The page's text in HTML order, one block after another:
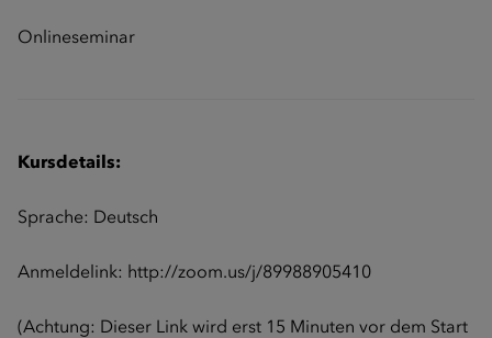
Onlineseminar
Kursdetails:
Sprache: Deutsch
Anmeldelink: http://zoom.us/j/89988905410
(Achtung: Dieser Link wird erst 15 Minuten vor dem Start